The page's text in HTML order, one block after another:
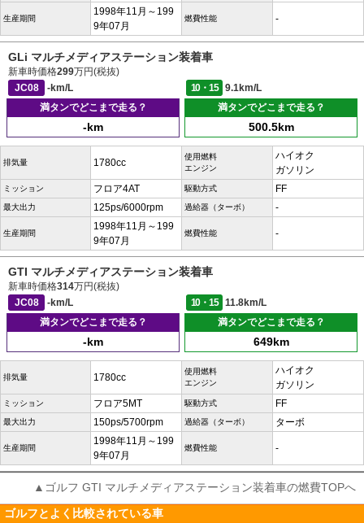
生産期間
1998年11月～199
9年07月
燃費性能 -
GLi マルチメディアステーション装着車
新車時価格299万円(税抜)
JC08
-km/L 10・15
9.1km/L
満タンでどこまで走る？
-km
満タンでどこまで走る？
500.5km
排気量 1780cc
使用燃料
エンジン
ハイオク
ガソリン
ミッション フロア4AT 駆動方式 FF
最大出力 125ps/6000rpm 過給器（ターボ） -
生産期間
1998年11月～199
9年07月
燃費性能 -
GTI マルチメディアステーション装着車
新車時価格314万円(税抜)
JC08
-km/L 10・15
11.8km/L
満タンでどこまで走る？
-km
満タンでどこまで走る？
649km
排気量 1780cc
使用燃料
エンジン
ハイオク
ガソリン
ミッション フロア5MT 駆動方式 FF
最大出力 150ps/5700rpm 過給器（ターボ） ターボ
生産期間
1998年11月～199
9年07月
燃費性能 -
▲ゴルフ GTI マルチメディアステーション装着車の燃費TOPへ
ゴルフとよく比較されている車